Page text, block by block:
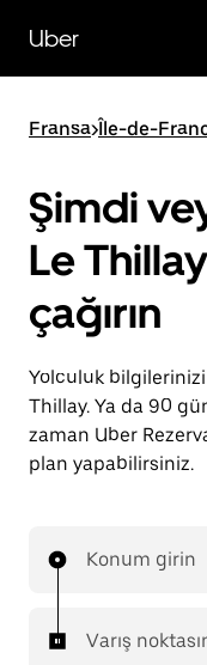
içeriğe
gidinUber
Fransa>Île-de-
Şimdi
Le
çağırın
Yolculuk bilgilerinizi
Thillay. Ya da 90
zaman Uber
plan yapabilirsiniz.
Konum girin
Varış